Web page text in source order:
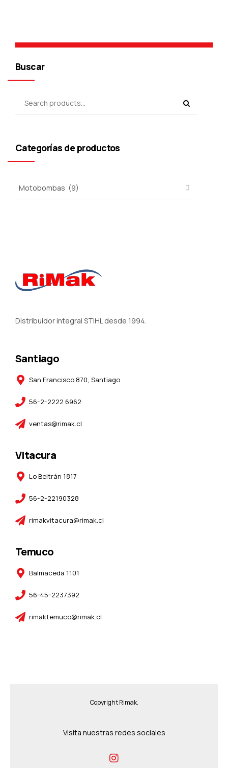
Buscar
Categorías de productos
Distribuidor integral STIHL desde 1994.
Santiago
San Francisco 870, Santiago
56-2-2222 6962
ventas@rimak.cl
Vitacura
Lo Beltrán 1817
56-2-22190328
rimakvitacura@rimak.cl
Temuco
Balmaceda 1101
56-45-2237392
rimaktemuco@rimak.cl
Copyright Rimak.
Visita nuestras redes sociales